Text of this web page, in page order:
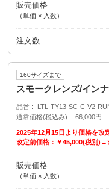
販売価格
（単価 × 入数）
注文数
160サイズまで
スモークレンズ/イン
品番
LTL-TY13-SC-C-V2-
通常価格(税込み)
66,000円
2025年12月15日より価格を改
改定前価格：￥45,000(税別)→
販売価格
（単価 × 入数）